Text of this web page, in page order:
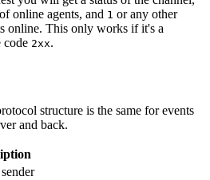
online agents, and 1 or any other
online. This only works if it's a
code 2xx.
structure is the same for events
and back.